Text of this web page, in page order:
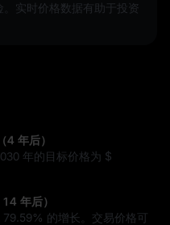
实时价格数据有助于投资
年后）
年的目标价格为 $
年后）
79.59% 的增长。交易价格可